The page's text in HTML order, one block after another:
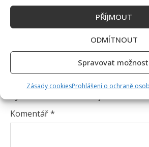
PŘÍJMOUT
ODMÍTNOUT
Spravovat
Zásady cookiesProhlášení o ochraně
Napsat komentář
Vaše e-mailová adresa nebude
Komentář*